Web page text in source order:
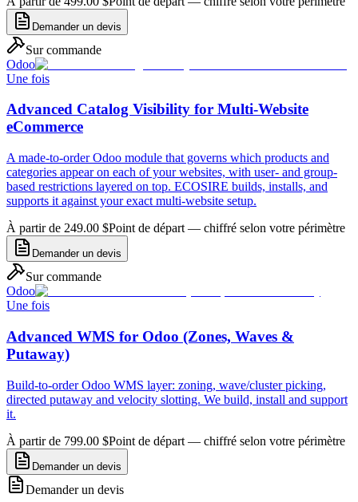
Demander un devis
Sur commande
Odoo
Une fois
Advanced Catalog Visibility for Multi-Website
eCommerce
A made-to-order Odoo module that governs which products and
categories appear on each of your websites, with user- and group-
based restrictions layered on top. ECOSIRE builds, installs, and
supports it against your exact multi-website setup.
À partir de 249.00 $Point de départ — chiffré selon votre périmètre
Demander un devis
Sur commande
Odoo
Une fois
Advanced WMS for Odoo (Zones, Waves &
Putaway)
Build-to-order Odoo WMS layer: zoning, wave/cluster picking,
directed putaway and velocity slotting. We build, install and support
it.
À partir de 799.00 $Point de départ — chiffré selon votre périmètre
Demander un devis
Demander un devis